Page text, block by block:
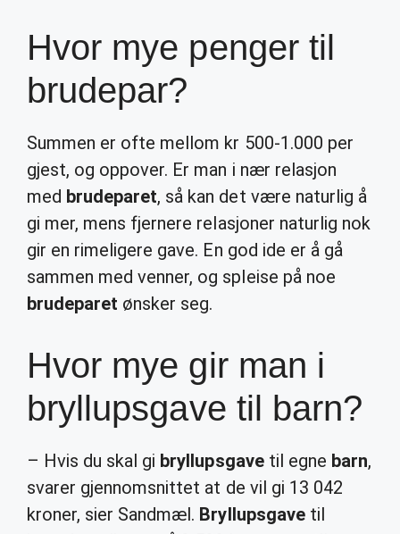
Hvor mye penger til
brudepar?
Summen er ofte mellom kr 500-1.000 per
gjest, og oppover. Er man i nær relasjon
med brudeparet, så kan det være naturlig å
gi mer, mens fjernere relasjoner naturlig nok
gir en rimeligere gave. En god ide er å gå
sammen med venner, og spleise på noe
brudeparet ønsker seg.
Hvor mye gir man i
bryllupsgave til barn?
– Hvis du skal gi bryllupsgavetil egne barn,
svarer gjennomsnittet at de vil gi 13 042
kroner, sier Sandmæl. Bryllupsgavetil